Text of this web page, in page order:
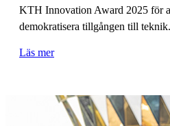
KTH Innovation Award 2025 för
demokratisera tillgången till teknik.
Läs mer